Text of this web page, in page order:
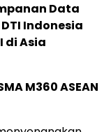
Data
Indonesia
di Asia
M360 ASEAN